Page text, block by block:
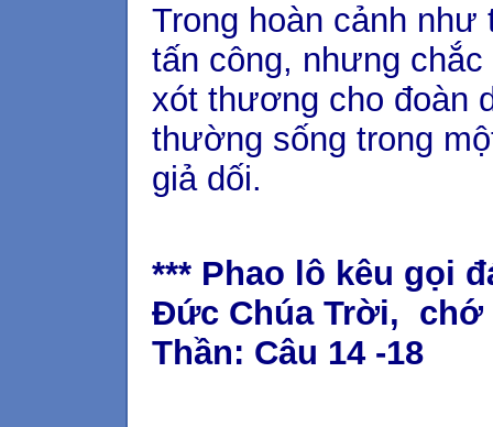
Trong hoàn cảnh như
tấn công, nhưng
xót thương cho đoàn
thường sống trong
giả dối.
*** Phao lô kêu gọi
Đức Chúa Trời, chớ
Thần: Câu 14 -18